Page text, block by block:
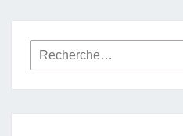
E
Rechercher :